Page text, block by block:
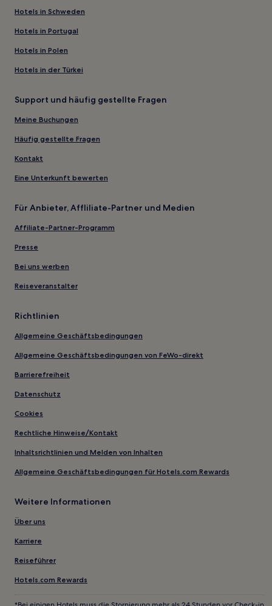
Hotels in Schweden
Hotels in Portugal
Hotels in Polen
Hotels in der Türkei
Support und häufig gestellte Fragen
Meine Buchungen
Häufig gestellte Fragen
Kontakt
Eine Unterkunft bewerten
Für Anbieter, Affliliate-Partner und Medien
Affiliate-Partner-Programm
Presse
Bei uns werben
Reiseveranstalter
Richtlinien
Allgemeine Geschäftsbedingungen
Allgemeine Geschäftsbedingungen von FeWo-direkt
Barrierefreiheit
Datenschutz
Cookies
Rechtliche Hinweise/Kontakt
Inhaltsrichtlinien und Melden von Inhalten
Allgemeine Geschäftsbedingungen für Hotels.com Rewards
Weitere Informationen
Über uns
Karriere
Reiseführer
Hotels.com Rewards